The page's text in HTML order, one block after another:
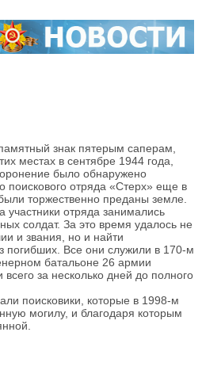
знак пятерым саперам,
местах в сентябре 1944 года,
было обнаружено
поискового отряда «Стерх» еще в
торжественно преданы земле.
участники отряда занимались
солдат. За это время удалось не
и звания, но и найти
погибших. Все они служили в 170-м
батальоне 26 армии
за несколько дней до полного
поисковики, которые в 1998-м
могилу, и благодаря которым